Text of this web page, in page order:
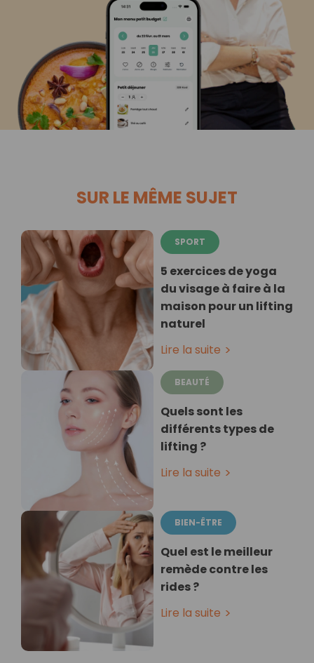
SUR LE MÊME SUJET
SPORT
5 exercices de yoga
du visage à faire à la
maison pour un lifting
naturel
Lire la suite
BEAUTÉ
Quels sont les
différents types de
lifting ?
Lire la suite
BIEN-ÊTRE
Quel est le meilleur
remède contre les
rides ?
Lire la suite